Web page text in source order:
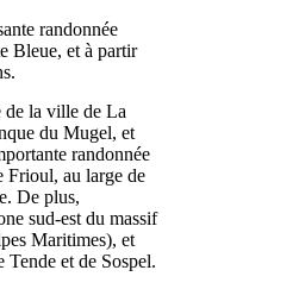
randonnée
Bleue, et à partir
de la ville de La
du Mugel, et
randonnée
Frioul, au large de
De plus,
sud-est du massif
Maritimes), et
Tende et de Sospel.